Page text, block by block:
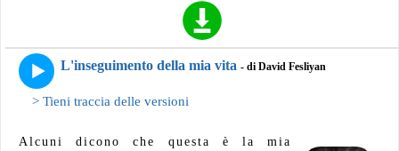
L'inseguimento della mia vita - di David Fesliyan
> Tieni traccia delle versioni
Alcuni dicono che questa è la mia